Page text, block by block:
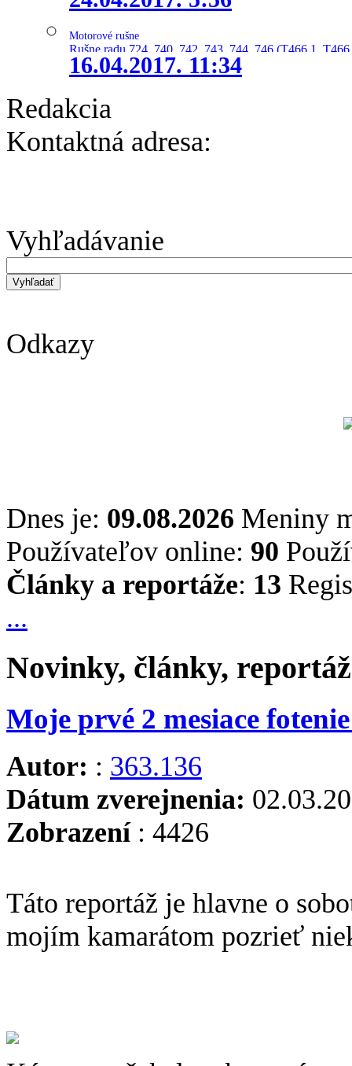
Motorové rušne
Rušne radu 724, 740, 742, 743, 744, 746 (T466.1,
16.04.2017. 11:34
Redakcia
Kontaktná adresa:
Vyhľadávanie
Odkazy
Dnes je: 09.08.2026 Meniny
Používateľov online: 90
Články a reportáže: 13
...
Novinky, články,
Moje prvé 2 mesiace
Autor: : 363.136
Dátum zverejnenia:
Zobrazení: 4426
Táto reportáž je hlavne o
mojím kamarátom pozrieť